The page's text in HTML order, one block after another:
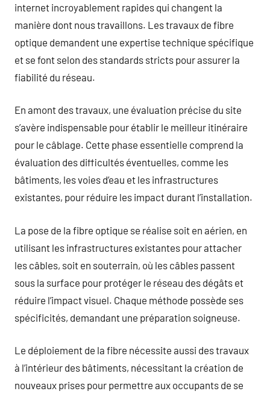
internet incroyablement rapides qui changent la
manière dont nous travaillons. Les travaux de fibre
optique demandent une expertise technique spécifique
et se font selon des standards stricts pour assurer la
fiabilité du réseau.
En amont des travaux, une évaluation précise du site
s’avère indispensable pour établir le meilleur itinéraire
pour le câblage. Cette phase essentielle comprend la
évaluation des difficultés éventuelles, comme les
bâtiments, les voies d’eau et les infrastructures
existantes, pour réduire les impact durant l’installation.
La pose de la fibre optique se réalise soit en aérien, en
utilisant les infrastructures existantes pour attacher
les câbles, soit en souterrain, où les câbles passent
sous la surface pour protéger le réseau des dégâts et
réduire l’impact visuel. Chaque méthode possède ses
spécificités, demandant une préparation soigneuse.
Le déploiement de la fibre nécessite aussi des travaux
à l’intérieur des bâtiments, nécessitant la création de
nouveaux prises pour permettre aux occupants de se